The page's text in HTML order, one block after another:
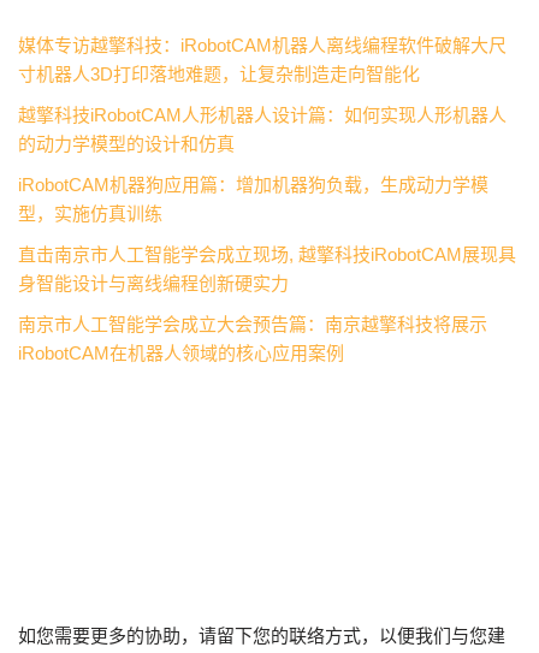
媒体专访越擎科技：iRobotCAM机器人离线编程软件破解大尺
寸机器人3D打印落地难题，让复杂制造走向智能化
越擎科技iRobotCAM人形机器人设计篇：如何实现人形机器人
的动力学模型的设计和仿真
iRobotCAM机器狗应用篇：增加机器狗负载，生成动力学模
型，实施仿真训练
直击南京市人工智能学会成立现场, 越擎科技iRobotCAM展现具
身智能设计与离线编程创新硬实力
南京市人工智能学会成立大会预告篇：南京越擎科技将展示
iRobotCAM在机器人领域的核心应用案例
如您需要更多的协助，请留下您的联络方式，以便我们与您建